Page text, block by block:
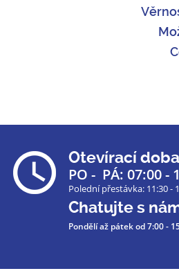
Otevírací
PO - PÁ: 07:00 -
Polední přestávka: 11:30 -
Chatujte s
Pondělí až pátekod 7:00 -